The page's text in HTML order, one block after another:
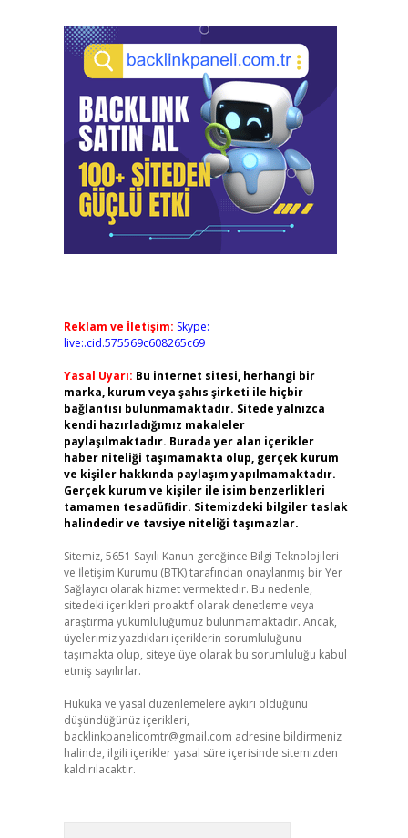
Reklam ve İletişim: Skype:
live:.cid.575569c608265c69
Yasal Uyarı: Bu internet sitesi, herhangi bir
marka, kurum veya şahıs şirketi ile hiçbir
bağlantısı bulunmamaktadır. Sitede yalnızca
kendi hazırladığımız makaleler
paylaşılmaktadır. Burada yer alan içerikler
haber niteliği taşımamakta olup, gerçek kurum
ve kişiler hakkında paylaşım yapılmamaktadır.
Gerçek kurum ve kişiler ile isim benzerlikleri
tamamen tesadüfidir. Sitemizdeki bilgiler taslak
halindedir ve tavsiye niteliği taşımazlar.
Sitemiz, 5651 Sayılı Kanun gereğince Bilgi Teknolojileri
ve İletişim Kurumu (BTK) tarafından onaylanmış bir Yer
Sağlayıcı olarak hizmet vermektedir. Bu nedenle,
sitedeki içerikleri proaktif olarak denetleme veya
araştırma yükümlülüğümüz bulunmamaktadır. Ancak,
üyelerimiz yazdıkları içeriklerin sorumluluğunu
taşımakta olup, siteye üye olarak bu sorumluluğu kabul
etmiş sayılırlar.
Hukuka ve yasal düzenlemelere aykırı olduğunu
düşündüğünüz içerikleri,
backlinkpanelicomtr@gmail.com adresine bildirmeniz
halinde, ilgili içerikler yasal süre içerisinde sitemizden
kaldırılacaktır.